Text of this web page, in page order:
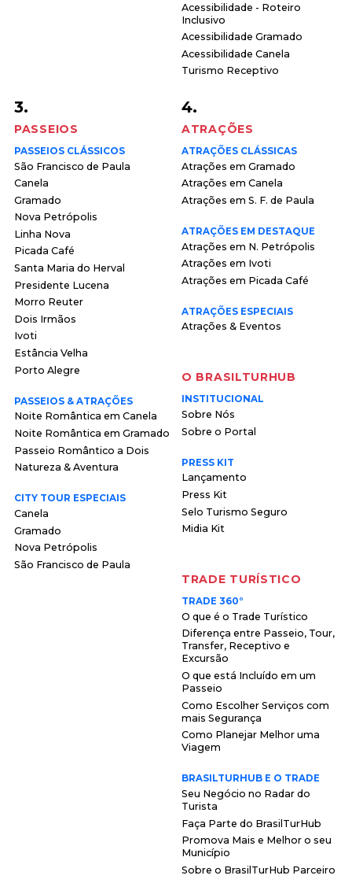
Acessibilidade - Roteiro
Inclusivo
Acessibilidade Gramado
Acessibilidade Canela
Turismo Receptivo
3.
PASSEIOS
PASSEIOS CLÁSSICOS
São Francisco de Paula
Canela
Gramado
Nova Petrópolis
Linha Nova
Picada Café
Santa Maria do Herval
Presidente Lucena
Morro Reuter
Dois Irmãos
Ivoti
Estância Velha
Porto Alegre
PASSEIOS & ATRAÇÕES
Noite Romântica em Canela
Noite Romântica em Gramado
Passeio Romântico a Dois
Natureza & Aventura
CITY TOUR ESPECIAIS
Canela
Gramado
Nova Petrópolis
São Francisco de Paula
4.
ATRAÇÕES
ATRAÇÕES CLÁSSICAS
Atrações em Gramado
Atrações em Canela
Atrações em S. F. de Paula
ATRAÇÕES EM DESTAQUE
Atrações em N. Petrópolis
Atrações em Ivoti
Atrações em Picada Café
ATRAÇÕES ESPECIAIS
Atrações & Eventos
O BRASILTURHUB
INSTITUCIONAL
Sobre Nós
Sobre o Portal
PRESS KIT
Lançamento
Press Kit
Selo Turismo Seguro
Midia Kit
TRADE TURÍSTICO
TRADE 360°
O que é o Trade Turístico
Diferença entre Passeio, Tour,
Transfer, Receptivo e
Excursão
O que está Incluído em um
Passeio
Como Escolher Serviços com
mais Segurança
Como Planejar Melhor uma
Viagem
BRASILTURHUB E O TRADE
Seu Negócio no Radar do
Turista
Faça Parte do BrasilTurHub
Promova Mais e Melhor o seu
Município
Sobre o BrasilTurHub Parceiro